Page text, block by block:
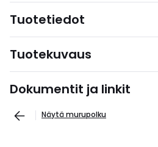
Tuotetiedot
Tuotekuvaus
Dokumentit ja linkit
Näytä murupolku